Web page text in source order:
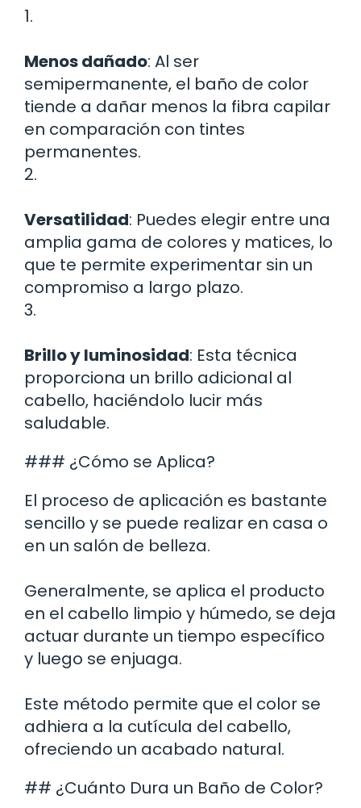
1.
Menos dañado: Al ser
semipermanente, el baño de color
tiende a dañar menos la fibra capilar
en comparación con tintes
permanentes.
2.
Versatilidad: Puedes elegir entre una
amplia gama de colores y matices, lo
que te permite experimentar sin un
compromiso a largo plazo.
3.
Brillo y luminosidad: Esta técnica
proporciona un brillo adicional al
cabello, haciéndolo lucir más
saludable.
### ¿Cómo se Aplica?
El proceso de aplicación es bastante
sencillo y se puede realizar en casa o
en un salón de belleza.
Generalmente, se aplica el producto
en el cabello limpio y húmedo, se deja
actuar durante un tiempo específico
y luego se enjuaga.
Este método permite que el color se
adhiera a la cutícula del cabello,
ofreciendo un acabado natural.
## ¿Cuánto Dura un Baño de Color?